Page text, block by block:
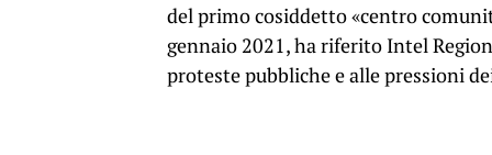
del primo cosiddetto «centro
gennaio 2021, ha riferito Intel
proteste pubbliche e alle pressioni